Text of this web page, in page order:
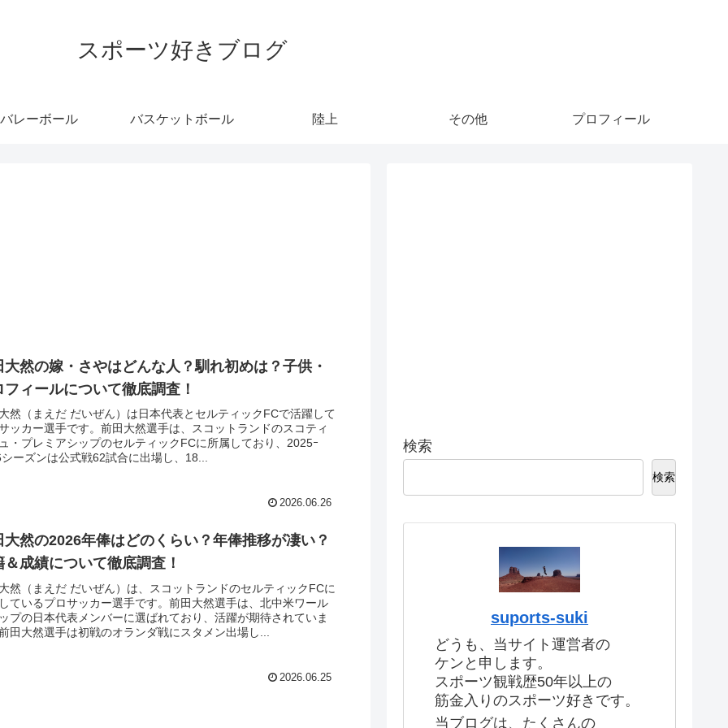
スポーツ好きブログ
バレーボール バスケットボール 陸上 その他 プロフィール
大然の嫁・さやはどんな人？馴れ初めは？子供・
フィールについて徹底調査！
然（まえだ だいぜん）は日本代表とセルティックFCで活躍して
ッカー選手です。前田大然選手は、スコットランドのスコティ
・プレミアシップのセルティックFCに所属しており、2025ｰ
ーズンは公式戦62試合に出場し、18...
2026.06.26
大然の2026年俸はどのくらい？年俸推移が凄い？
＆成績について徹底調査！
然（まえだ だいぜん）は、スコットランドのセルティックFCに
ているプロサッカー選手です。前田大然選手は、北中米ワール
プの日本代表メンバーに選ばれており、活躍が期待されていま
田大然選手は初戦のオランダ戦にスタメン出場し...
2026.06.25
検索
検索
suports-suki
どうも、当サイト運営者の
ケンと申します。
スポーツ観戦歴50年以上の
筋金入りのスポーツ好きです。
当ブログは、たくさんの